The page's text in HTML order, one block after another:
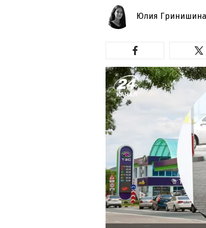
Юлия Гринишина